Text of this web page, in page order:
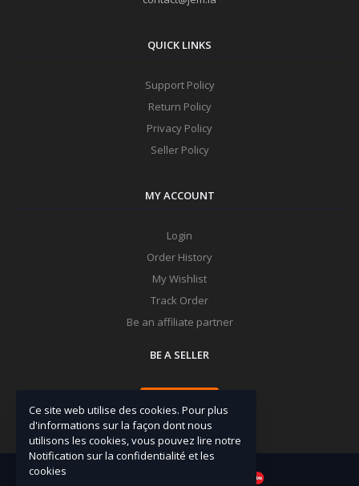
QUICK LINKS
Support Policy
Return Policy
Privacy Policy
Seller Policy
MY ACCOUNT
Login
Order History
My Wishlist
Track Order
Be an affiliate partner
BE A SELLER
Ce site web utilise des cookies. Pour plus
d'informations sur la façon dont nous
utilisons les cookies, vous pouvez lire notre
Notification sur la confidentialité et les
cookies